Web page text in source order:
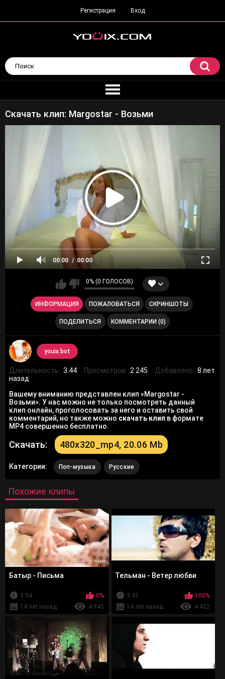
Регистрация Вход
Скачать клип: Margostar - Возьми
00:00 00:00
0% (0 ГОЛОСОВ)
ИНФОРМАЦИЯ ПОЖАЛОВАТЬСЯ СКРИНШОТЫ
ПОДЕЛИТЬСЯ КОММЕНТАРИИ (0)
youix.bot
Длительность: 3:44 Просмотров: 2 245 Добавлено: 8 лет
назад
Вашему вниманию представлен клип «Margostar -
Возьми». У нас можно не только посмотреть данный
клип онлайн, проголосовать за него и оставить свой
комментарий, но также можно скачать клип в формате
MP4 совершенно бесплатно.
Скачать: 480x320_mp4, 20.06 Mb
Категории: Поп-музыка Русские
Похожие клипы
Батыр - Письма
3:54
0%
14 лет назад
4 945
Тельман - Ветер любви
3:47
100%
14 лет назад
4 422